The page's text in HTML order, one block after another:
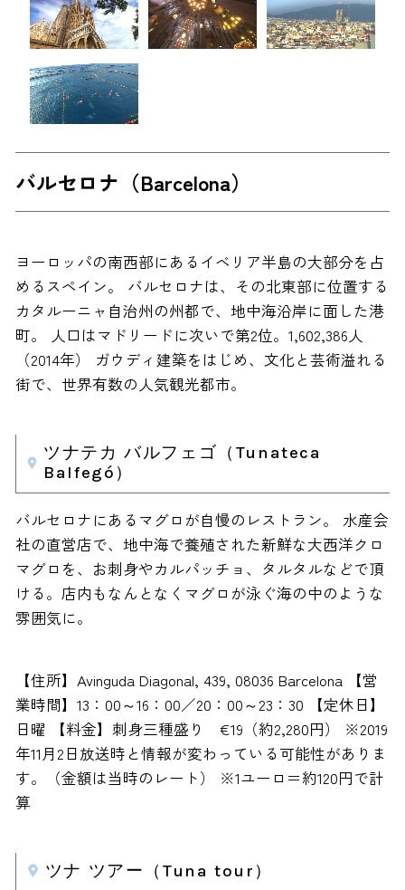
バルセロナ（Barcelona）
ヨーロッパの南西部にあるイベリア半島の大部分を占
めるスペイン。 バルセロナは、その北東部に位置する
カタルーニャ自治州の州都で、地中海沿岸に面した港
町。 人口はマドリードに次いで第2位。1,602,386人
（2014年） ガウディ建築をはじめ、文化と芸術溢れる
街で、世界有数の人気観光都市。
ツナテカ バルフェゴ（Tunateca
Balfegó）
バルセロナにあるマグロが自慢のレストラン。 水産会
社の直営店で、地中海で養殖された新鮮な大西洋クロ
マグロを、お刺身やカルパッチョ、タルタルなどで頂
ける。店内もなんとなくマグロが泳ぐ海の中のような
雰囲気に。
【住所】Avinguda Diagonal, 439, 08036 Barcelona 【営
業時間】13：00～16：00／20：00～23：30 【定休日】
日曜 【料金】刺身三種盛り €19（約2,280円） ※2019
年11月2日放送時と情報が変わっている可能性がありま
す。（金額は当時のレート） ※1ユーロ＝約120円で計
算
ツナ ツアー（Tuna tour）